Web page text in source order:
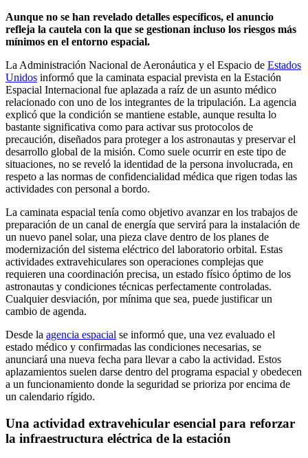
Aunque no se han revelado detalles específicos, el anuncio
refleja la cautela con la que se gestionan incluso los riesgos más
mínimos en el entorno espacial.
La Administración Nacional de Aeronáutica y el Espacio de Estados
Unidos informó que la caminata espacial prevista en la Estación
Espacial Internacional fue aplazada a raíz de un asunto médico
relacionado con uno de los integrantes de la tripulación. La agencia
explicó que la condición se mantiene estable, aunque resulta lo
bastante significativa como para activar sus protocolos de
precaución, diseñados para proteger a los astronautas y preservar el
desarrollo global de la misión. Como suele ocurrir en este tipo de
situaciones, no se reveló la identidad de la persona involucrada, en
respeto a las normas de confidencialidad médica que rigen todas las
actividades con personal a bordo.
La caminata espacial tenía como objetivo avanzar en los trabajos de
preparación de un canal de energía que servirá para la instalación de
un nuevo panel solar, una pieza clave dentro de los planes de
modernización del sistema eléctrico del laboratorio orbital. Estas
actividades extravehiculares son operaciones complejas que
requieren una coordinación precisa, un estado físico óptimo de los
astronautas y condiciones técnicas perfectamente controladas.
Cualquier desviación, por mínima que sea, puede justificar un
cambio de agenda.
Desde la agencia espacial se informó que, una vez evaluado el
estado médico y confirmadas las condiciones necesarias, se
anunciará una nueva fecha para llevar a cabo la actividad. Estos
aplazamientos suelen darse dentro del programa espacial y obedecen
a un funcionamiento donde la seguridad se prioriza por encima de
un calendario rígido.
Una actividad extravehicular esencial para reforzar
la infraestructura eléctrica de la estación